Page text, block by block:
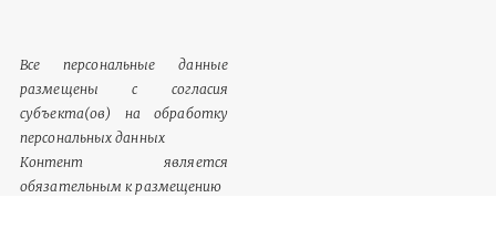
Все персональные данные
размещены с согласия
субъекта(ов) на обработку
персональных данных
Контент является
обязательным к размещению